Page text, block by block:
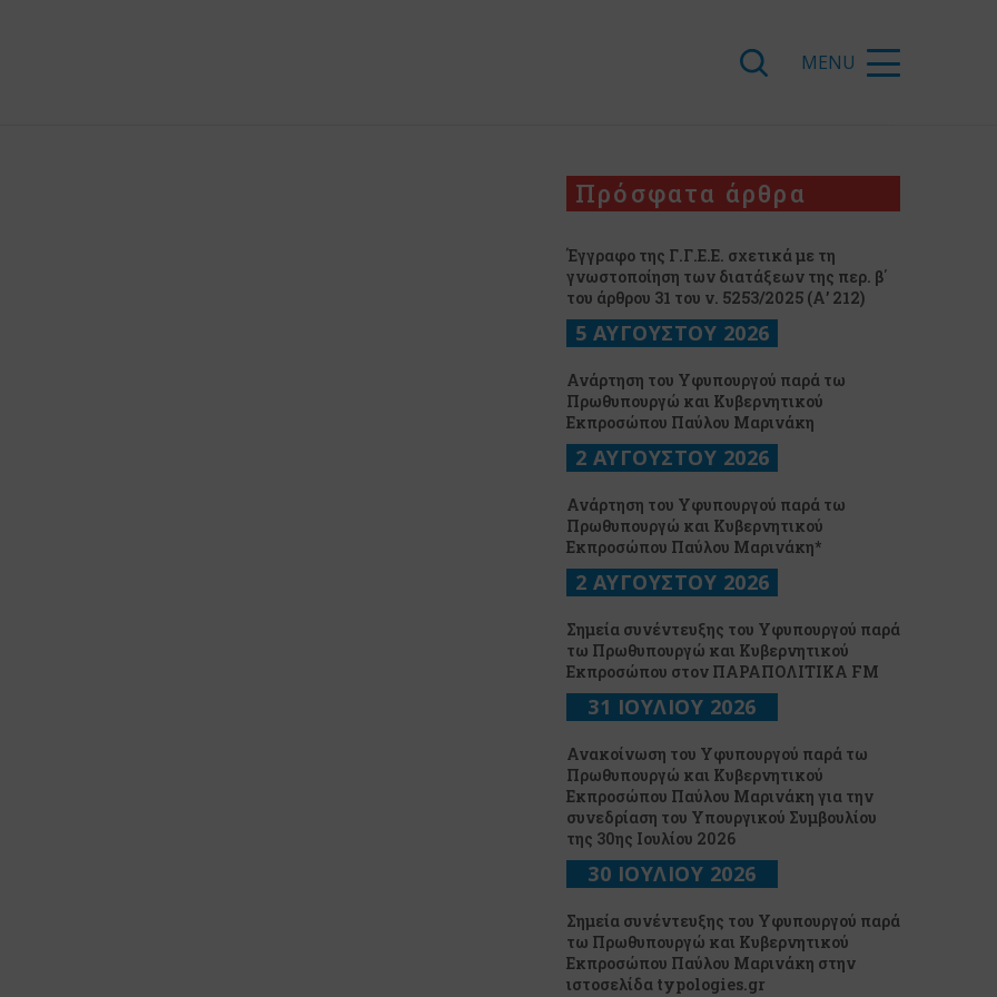
Πρόσφατα άρθρα
Έγγραφο της Γ.Γ.Ε.Ε. σχετικά με τη
γνωστοποίηση των διατάξεων της περ. β΄
του άρθρου 31 του ν. 5253/2025 (Α’ 212)
5 ΑΥΓΟΥΣΤΟΥ 2026
Ανάρτηση του Υφυπουργού παρά τω
Πρωθυπουργώ και Κυβερνητικού
Εκπροσώπου Παύλου Μαρινάκη
2 ΑΥΓΟΥΣΤΟΥ 2026
Ανάρτηση του Υφυπουργού παρά τω
Πρωθυπουργώ και Κυβερνητικού
Εκπροσώπου Παύλου Μαρινάκη*
2 ΑΥΓΟΥΣΤΟΥ 2026
Σημεία συνέντευξης του Υφυπουργού παρά
τω Πρωθυπουργώ και Κυβερνητικού
Εκπροσώπου στον ΠΑΡΑΠΟΛΙΤΙΚΑ FM
31 ΙΟΥΛΙΟΥ 2026
Ανακοίνωση του Υφυπουργού παρά τω
Πρωθυπουργώ και Κυβερνητικού
Εκπροσώπου Παύλου Μαρινάκη για την
συνεδρίαση του Υπουργικού Συμβουλίου
της 30ης Ιουλίου 2026
30 ΙΟΥΛΙΟΥ 2026
Σημεία συνέντευξης του Υφυπουργού παρά
τω Πρωθυπουργώ και Κυβερνητικού
Εκπροσώπου Παύλου Μαρινάκη στην
ιστοσελίδα typologies.gr